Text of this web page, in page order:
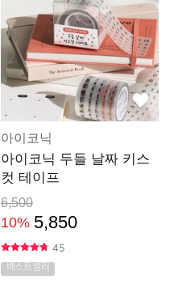
아이코닉
아이코닉 두들 날짜 키스
컷 테이프
6,500
10% 5,850
45
베스트셀러